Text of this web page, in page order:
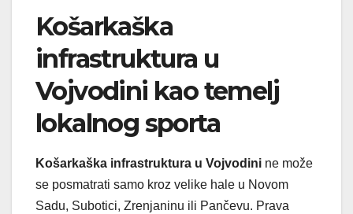
Košarkaška
infrastruktura u
Vojvodini kao temelj
lokalnog sporta
Košarkaška infrastruktura u Vojvodini ne može
se posmatrati samo kroz velike hale u Novom
Sadu, Subotici, Zrenjaninu ili Pančevu. Prava